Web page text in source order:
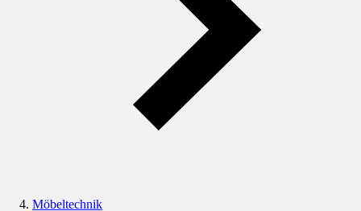
Möbeltechnik